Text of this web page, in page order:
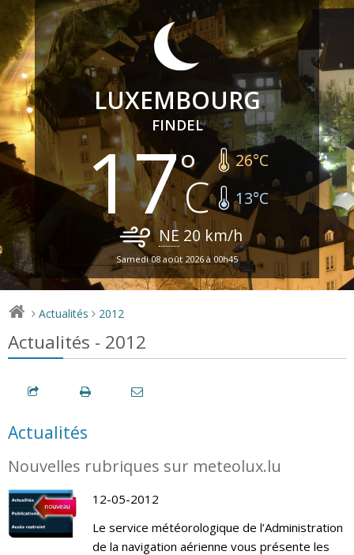
LUXEMBOURG
FINDEL
17 26°C
13°C
NE 20 km/h
Samedi 08 août 2026 à 00h45
> Actualités > 2012
Actualités - 2012
Actualités
Nouvelles rubriques sur meteolux.lu
12-05-2012
Le service météorologique de l’Administration
de la navigation aérienne vous présente les